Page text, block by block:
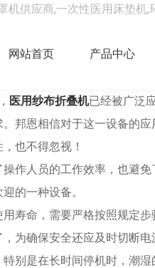
供应商,一次性医用床垫机
网站首页 产品中心
了吗？
医用纱布折叠机已经被广泛
邦恩相信对于这一设备的
也不得忽视！
人员的工作效率，也避免
的一种设备。
命，需要严格按照规定步
为确保安全还应及时切断
别是在长时间停机时，潮